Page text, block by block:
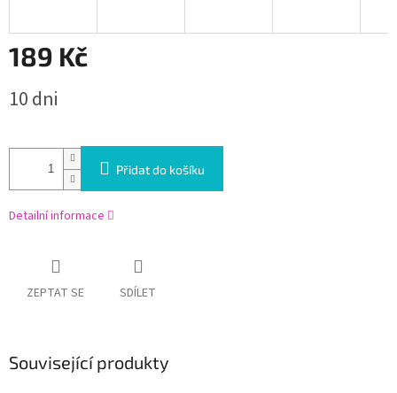
189 Kč
cena:
10 dni
Přidat do košíku
Detailní informace
ZEPTAT SE SDÍLET
Související produkty